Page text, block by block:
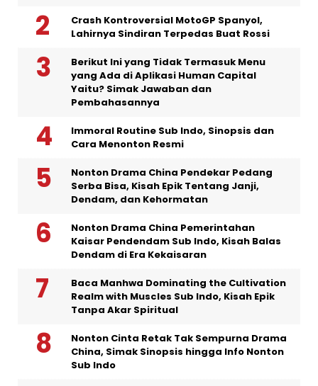
Crash Kontroversial MotoGP Spanyol,
Lahirnya Sindiran Terpedas Buat Rossi
Berikut Ini yang Tidak Termasuk Menu
yang Ada di Aplikasi Human Capital
Yaitu? Simak Jawaban dan
Pembahasannya
Immoral Routine Sub Indo, Sinopsis dan
Cara Menonton Resmi
Nonton Drama China Pendekar Pedang
Serba Bisa, Kisah Epik Tentang Janji,
Dendam, dan Kehormatan
Nonton Drama China Pemerintahan
Kaisar Pendendam Sub Indo, Kisah Balas
Dendam di Era Kekaisaran
Baca Manhwa Dominating the Cultivation
Realm with Muscles Sub Indo, Kisah Epik
Tanpa Akar Spiritual
Nonton Cinta Retak Tak Sempurna Drama
China, Simak Sinopsis hingga Info Nonton
Sub Indo